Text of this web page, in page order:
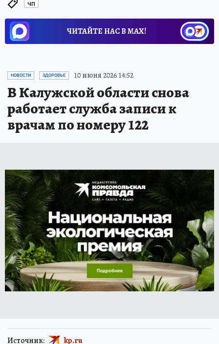
ЧП
ЧИТАЙТЕ НАС В МАХ!
НОВОСТИ ЗДОРОВЬЕ 10 июня 2026 14:52
В Калужской области снова
работает служба записи к
врачам по номеру 122
Источник: kp.ru